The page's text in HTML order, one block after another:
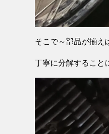
そこで～部品が揃え
丁寧に分解すること